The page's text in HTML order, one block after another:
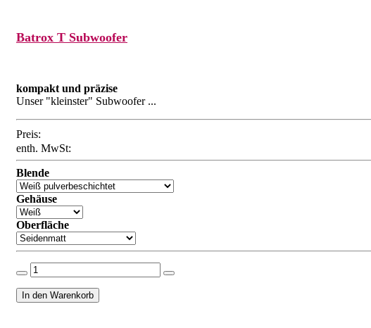
Batrox T Subwoofer
kompakt und präzise
Unser "kleinster" Subwoofer ...
Preis:
enth. MwSt:
Blende
Gehäuse
Oberfläche